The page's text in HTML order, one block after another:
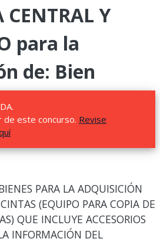
Y
para la
de: Bien
de este concurso. Revise
PARA LA ADQUISICIÓN
(EQUIPO PARA COPIA DE
QUE INCLUYE ACCESORIOS
INFORMACIÓN DEL